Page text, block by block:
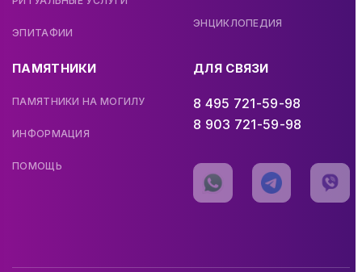
ЭПИТАФИИ
ЭНЦИКЛОПЕДИЯ
ПАМЯТНИКИ
ПАМЯТНИКИ НА МОГИЛУ
ИНФОРМАЦИЯ
ПОМОЩЬ
ДЛЯ СВЯЗИ
8 495 721-59-98
8 903 721-59-98